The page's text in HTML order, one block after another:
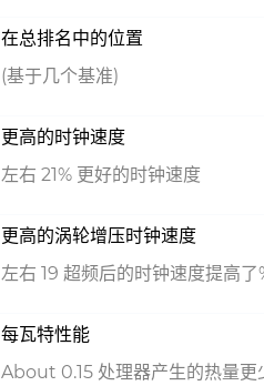
在总排名中的位置
(基于几个基准)
更高的时钟速度
左右 21% 更好的时钟速度
更高的涡轮增压时钟速度
左右 19 超频后的时钟速度提高了
每瓦特性能
About 0.15 处理器产生的热量更